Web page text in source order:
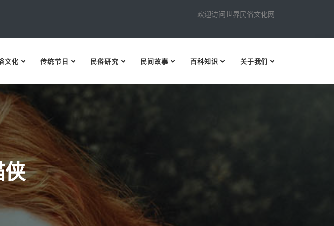
欢迎访问世界民俗文化网
文化 传统节日 民俗研究 民间故事 百科知识 关于我们
侠